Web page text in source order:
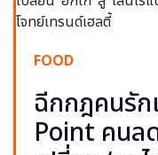
FOOD
ฉีกกฎคนรัก
Point คนล